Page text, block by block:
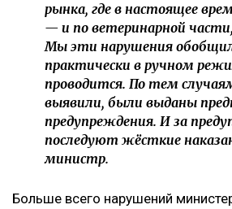
рынка, где в настоящее
— и по ветеринарной
Мы эти нарушения
практически в ручном
проводится. По тем
выявили, были выданы
предупреждения. И за
последуют жёсткие
министр.
Больше всего нарушений